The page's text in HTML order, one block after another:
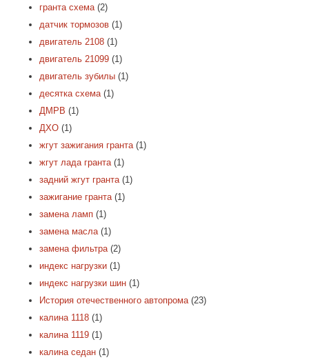
гранта схема (2)
датчик тормозов (1)
двигатель 2108 (1)
двигатель 21099 (1)
двигатель зубилы (1)
десятка схема (1)
ДМРВ (1)
ДХО (1)
жгут зажигания гранта (1)
жгут лада гранта (1)
задний жгут гранта (1)
зажигание гранта (1)
замена ламп (1)
замена масла (1)
замена фильтра (2)
индекс нагрузки (1)
индекс нагрузки шин (1)
История отечественного автопрома (23)
калина 1118 (1)
калина 1119 (1)
калина седан (1)